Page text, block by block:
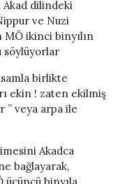
dilindeki
ve Nuzi
ikinci binyılın
söylüyorlar
birlikte
ekin ! zaten ekilmiş
” veya arpa ile
Akadca
bağlayarak,